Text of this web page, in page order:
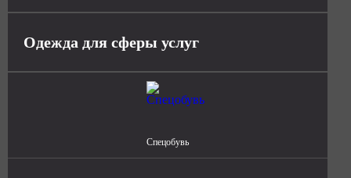
Одежда для сферы услуг
Спецобувь